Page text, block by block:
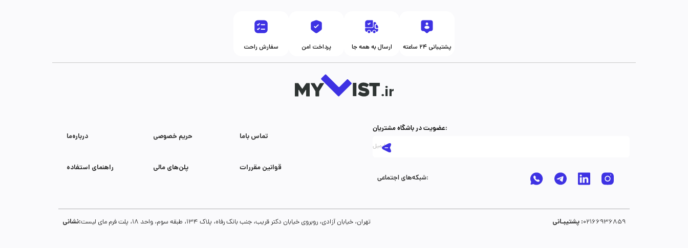
سفارش راحت پرداخت امن ارسال به همه جا پشتیبانی ۲۴ ساعته
درباره‌ما حریم خصوصی تماس با‌ما
راهنمای استفاده پلن‌های مالی قوانین مقررات
عضویت در باشگاه مشتریان:
شبکه‌های اجتماعی:
نشانی: تهران، خیابان آزادی، روبروی خیابان دکتر قریب، جنب بانک رفاه، پلاک 134، طبقه سوم، واحد 18، پلت فرم مای لیست پشتیبـانی :02166936859